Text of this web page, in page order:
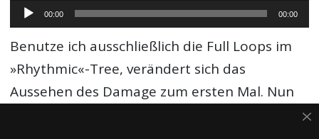
Audio-
Player
00:00 00:00
Benutze ich ausschließlich die Full Loops im
»Rhythmic«-Tree, verändert sich das
Aussehen des Damage zum ersten Mal. Nun